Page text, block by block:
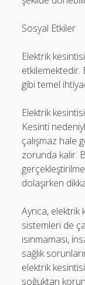
Sosyal Etkiler
Elektrik
etkilemektedir.
gibi temel
Elektrik
Kesinti
çalışmaz hale
zorunda kalır.
dolaşırken
Ayrıca, elektrik
sistemleri de
ısınmaması,
sağlık
elektrik
soğuktan